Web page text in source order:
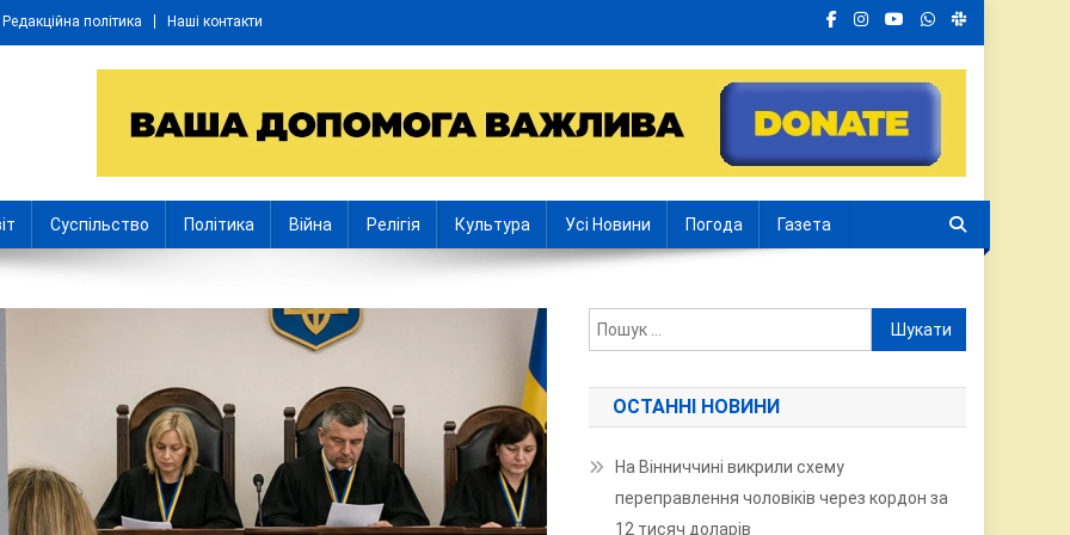
Редакційна політика Наші контакти
Суспільство Політика Війна Релігія Культура Усі Новини Погода Газета
Пошук:
ОСТАННІ НОВИНИ
На Вінниччині викрили схему
переправлення чоловіків через кордон за
12 тисяч доларів